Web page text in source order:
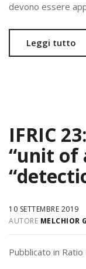
devono essere
Leggi tutto
IFRIC
“unit of
10 SETTEMBRE 2019
AUTORE MELCHIOR
Pubblicato in